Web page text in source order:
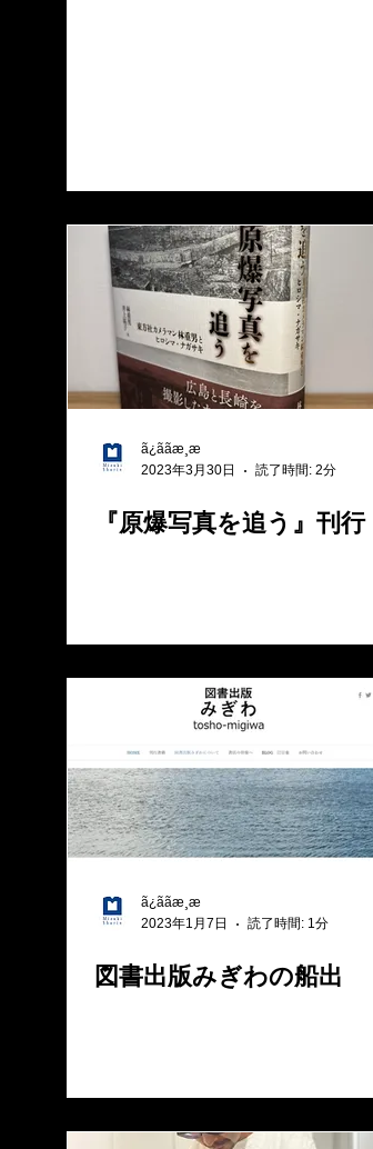
ã¿ããæ¸æ
2023年3月30日
読了時間: 2分
『原爆写真を追う』刊行
ã¿ããæ¸æ
2023年1月7日
読了時間: 1分
図書出版みぎわの船出